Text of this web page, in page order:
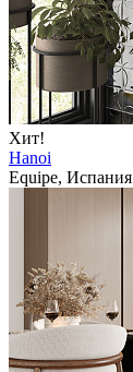
Хит!
Hanoi
Equipe, Испания